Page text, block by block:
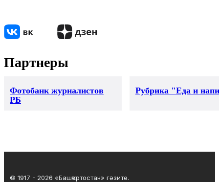
Партнеры
Фотобанк журналистов
РБ
Рубрика "Еда и
© 1917 - 2026 «Башҡортостан» гәзите.